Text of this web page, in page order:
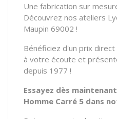
Une fabrication sur
Découvrez nos ateliers
Maupin 69002 !
Bénéficiez d'un prix
à votre écoute et
depuis 1977 !
Essayez dès
Homme Carré 5 dans